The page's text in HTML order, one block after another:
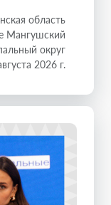
область
Мангушский
округ
2026 г.